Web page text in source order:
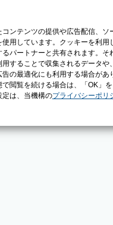
ンテンツの提供や広告配信、
用しています。クッキーを利
パートナーと共有されます。
することで収集されるデータ
の最適化にも利用する場合が
閲覧を続ける場合は、「OK」
定は、当機構のプライバシーポリ